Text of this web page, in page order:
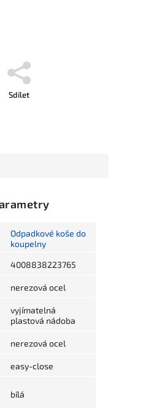
Sdílet
Odpadkové koše do
koupelny
4008838223765
nerezová ocel
vyjímatelná
plastová nádoba
nerezová ocel
easy-close
bílá